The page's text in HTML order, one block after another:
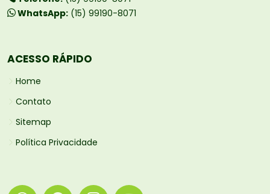
WhatsApp: (15) 99190-8071
ACESSO RÁPIDO
Home
Contato
Sitemap
Política Privacidade